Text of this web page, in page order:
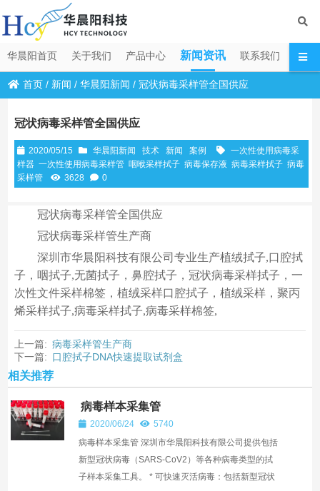
华晨阳首页 关于我们 产品中心 新闻资讯 联系我们
首页 / 新闻 /华晨阳新闻 /冠状病毒采样管全国供应
冠状病毒采样管全国供应
2020/05/15 华晨阳新闻 技术 新闻 案例
一次性使用病毒采
样器 一次性使用病毒采样管 咽喉采样拭子 病毒保存液 病毒采样拭子 病毒
采样管
3628 0
冠状病毒采样管全国供应
冠状病毒采样管生产商
深圳市华晨阳科技有限公司专业生产植绒拭子,口腔拭
子，咽拭子,无菌拭子，鼻腔拭子，冠状病毒采样拭子，一
次性文件采样棉签，植绒采样口腔拭子，植绒采样，聚丙
烯采样拭子,病毒采样拭子,病毒采样棉签,
上一篇: 病毒采样管生产商
下一篇: 口腔拭子DNA快速提取试剂盒
相关推荐
病毒样本采集管
2020/06/24
5740
病毒样本采集管 深圳市华晨阳科技有限公司提供包括
新型冠状病毒（SARS-CoV2）等各种病毒类型的拭
子样本采集工具。 * 可快速灭活病毒：包括新型冠状